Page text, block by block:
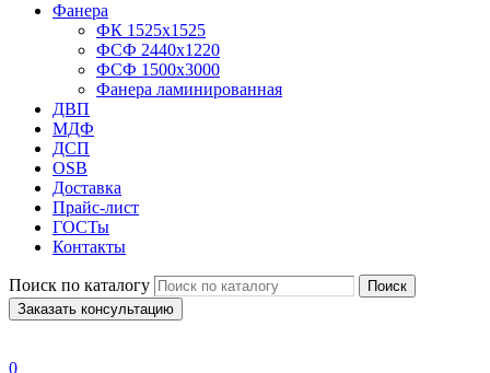
Фанера
ФК 1525х1525
ФСФ 2440х1220
ФСФ 1500х3000
Фанера ламинированная
ДВП
МДФ
ДСП
OSB
Доставка
Прайс-лист
ГОСТы
Контакты
Поиск по каталогу
Поиск
Заказать консультацию
0